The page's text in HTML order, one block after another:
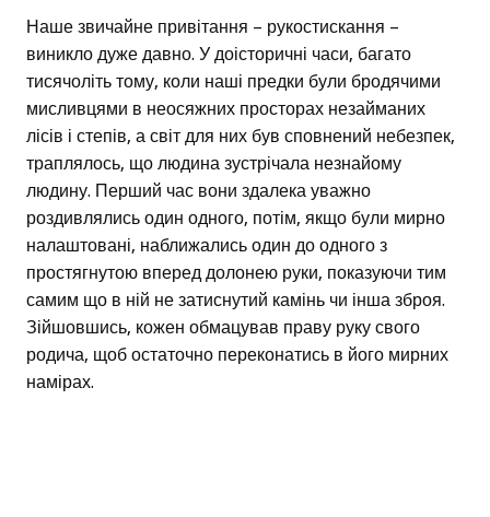
Наше звичайне привітання – рукостискання –
виникло дуже давно. У доісторичні часи, багато
тисячоліть тому, коли наші предки були бродячими
мисливцями в неосяжних просторах незайманих
лісів і степів, а світ для них був сповнений небезпек,
траплялось, що людина зустрічала незнайому
людину. Перший час вони здалека уважно
роздивлялись один одного, потім, якщо були мирно
налаштовані, наближались один до одного з
простягнутою вперед долонею руки, показуючи тим
самим що в ній не затиснутий камінь чи інша зброя.
Зійшовшись, кожен обмацував праву руку свого
родича, щоб остаточно переконатись в його мирних
намірах.